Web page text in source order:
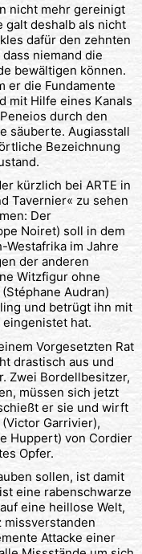
nicht mehr gereinigt
galt deshalb als nicht
dafür den zehnten
niemand die
bewältigen können.
er die Fundamente
mit Hilfe eines Kanals
durch den
säuberte. Augiasstall
Bezeichnung
kürzlich bei ARTE in
Tavernier« zu sehen
Der
Noiret) soll in dem
Westafrika im Jahre
der anderen
Witzfigur ohne
Audran)
und betrügt ihn mit
hat.
Vorgesetzten Rat
drastisch aus und
Zwei Bordellbesitzer,
müssen sich jetzt
er sie und wirft
Garrivier),
Huppert) von Cordier
Opfer.
sollen, ist damit
eine rabenschwarze
eine heillose Welt,
Attacke einer